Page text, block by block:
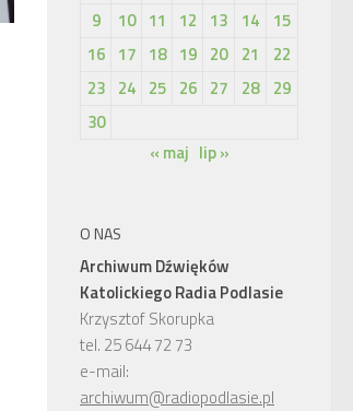
9
10 11 12 13 14
15
16 17 18 19 20 21
22
23 24 25 26 27 28
29
30
« maj lip »
O NAS
Archiwum Dźwięków
Katolickiego Radia Podlasie
Krzysztof Skorupka
tel. 25 644 72 73
e-mail:
archiwum@radiopodlasie.pl